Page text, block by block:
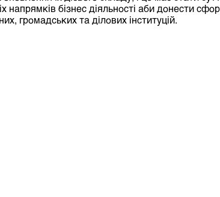
напрямків бізнес діяльності аби донести
громадських та ділових інституцій.